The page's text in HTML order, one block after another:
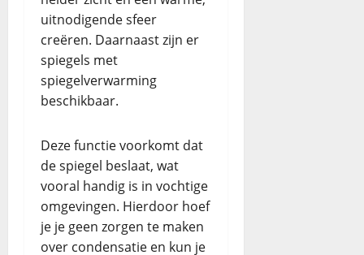
uitnodigende sfeer
creëren. Daarnaast zijn er
spiegels met
spiegelverwarming
beschikbaar.
Deze functie voorkomt dat
de spiegel beslaat, wat
vooral handig is in vochtige
omgevingen. Hierdoor hoef
je je geen zorgen te maken
over condensatie en kun je